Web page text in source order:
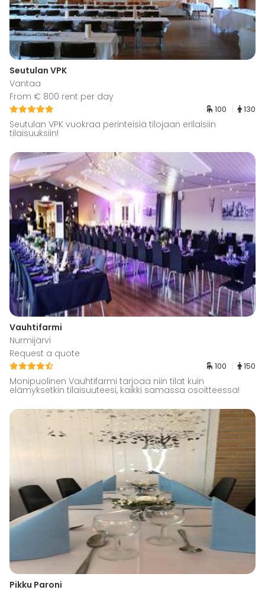
Seutulan VPK
Vantaa
From € 800 rent per day
100 130
Seutulan VPK vuokraa perinteisiä tilojaan erilaisiin
tilaisuuksiin!
Vauhtifarmi
Nurmijärvi
Request a quote
100 150
Monipuolinen Vauhtifarmi tarjoaa niin tilat kuin
elämyksetkin tilaisuuteesi, kaikki samassa osoitteessa!
Pikku Paroni